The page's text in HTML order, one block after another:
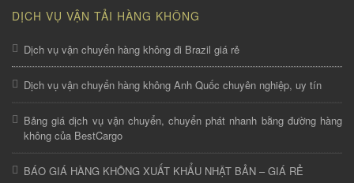
DỊCH VỤ VẬN TẢI HÀNG KHÔNG
Dịch vụ vận chuyển hàng không đi Brazil giá rẻ
Dịch vụ vận chuyển hàng không Anh Quốc chuyên nghiệp, uy tín
Bảng giá dịch vụ vận chuyển, chuyển phát nhanh bằng đường hàng
không của BestCargo
BÁO GIÁ HÀNG KHÔNG XUẤT KHẨU NHẬT BẢN – GIÁ RẺ